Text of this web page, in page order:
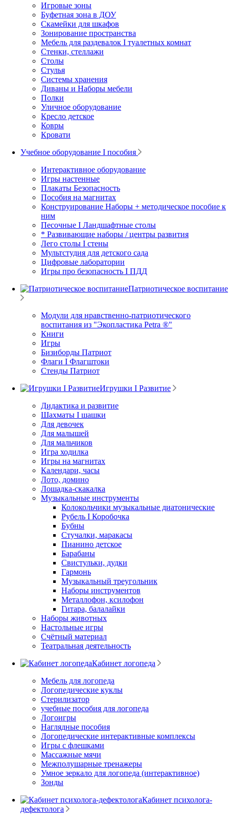
Игровые зоны
Буфетная зона в ДОУ
Скамейки для шкафов
Зонирование пространства
Мебель для раздевалок I туалетных комнат
Стенки, стеллажи
Столы
Стулья
Системы хранения
Диваны и Наборы мебели
Полки
Уличное оборудование
Кресло детское
Ковры
Кровати
Учебное оборудование I пособия
Интерактивное оборудование
Игры настенные
Плакаты Безопасность
Пособия на магнитах
Конструирование Наборы + методическое пособие к
ним
Песочные I Ландшафтные столы
* Развивающие наборы / центры развития
Лего столы I стены
Мультстудия для детского сада
Цифровые лаборатории
Игры про безопасность I ПДД
Патриотическое воспитание
Модули для нравственно-патриотического
воспитания из "Экопластика Petra ®"
Книги
Игры
Бизиборды Патриот
Флаги I Флагштоки
Стенды Патриот
Игрушки I Развитие
Дидактика и развитие
Шахматы I шашки
Для девочек
Для малышей
Для мальчиков
Игра ходилка
Игры на магнитах
Календари, часы
Лото, домино
Лошадка-скакалка
Музыкальные инструменты
Колокольчики музыкальные диатонические
Рубель I Коробочка
Бубны
Стучалки, маракасы
Пианино детское
Барабаны
Свистульки, дудки
Гармонь
Музыкальный треугольник
Наборы инструментов
Металлофон, ксилофон
Гитара, балалайки
Наборы животных
Настольные игры
Счётный материал
Театральная деятельность
Кабинет логопеда
Мебель для логопеда
Логопедические куклы
Стерилизатор
учебные пособия для логопеда
Логоигры
Наглядные пособия
Логопедические интерактивные комплексы
Игры с флешками
Массажные мячи
Межполушарные тренажеры
Умное зеркало для логопеда (интерактивное)
Зонды
Кабинет психолога-
дефектолога